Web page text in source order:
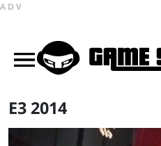
ADV
E3 2014